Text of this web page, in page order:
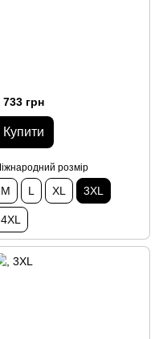
733 грн
Купити
розмір
M L XL 3XL
4XL